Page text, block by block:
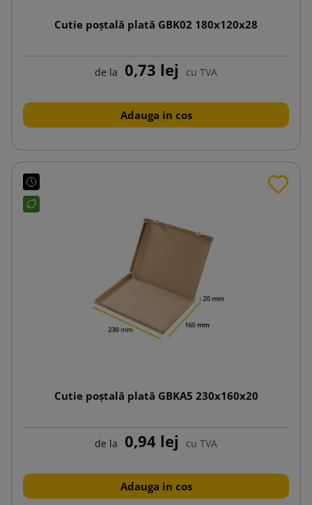
Cutie poștală plată GBK02 180x120x28
de la 0,73 lej cu TVA
Adauga in cos
Cutie poștală plată GBKA5 230x160x20
de la 0,94 lej cu TVA
Adauga in cos